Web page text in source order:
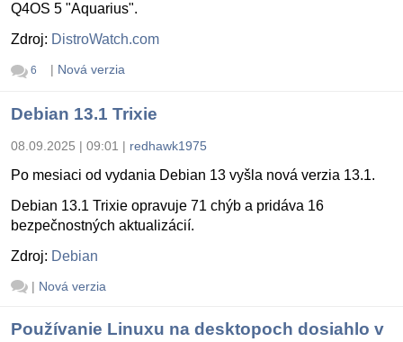
Q4OS 5 "Aquarius".
Zdroj: DistroWatch.com
6 | Nová verzia
Debian 13.1 Trixie
08.09.2025 | 09:01 | redhawk1975
Po mesiaci od vydania Debian 13 vyšla nová verzia 13.1.
Debian 13.1 Trixie opravuje 71 chýb a pridáva 16
bezpečnostných aktualizácií.
Zdroj: Debian
| Nová verzia
Používanie Linuxu na desktopoch dosiahlo v